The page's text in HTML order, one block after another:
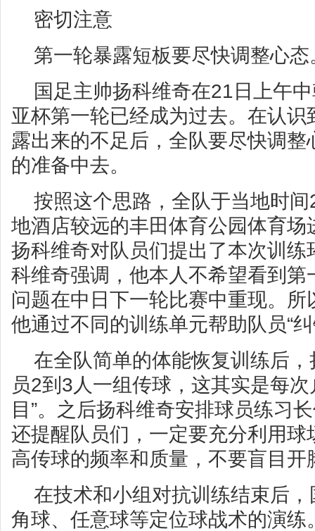
密切注意
第一轮暴露短板要尽快调整心态
国足主帅扬科维奇在21日上午
亚杯第一轮已经成为过去。在认
露出来的不足后，全队要尽快调
的准备中去。
按照这个思路，全队于当地时
地酒店较远的丰田体育公园体育场
扬科维奇对队员们提出了本次训练
科维奇强调，他本人不希望看到第
问题在中日下一轮比赛中重现。
他通过不同的训练单元帮助队员“纠
在全队简单的体能恢复训练后
员2到3人一组传球，这其实是每
目”。之后扬科维奇安排球员练习
还提醒队员们，一定要充分利用球
高传球的频率和质量，不要盲目开
在技术和小组对抗训练结束后
角球、任意球等定位球战术的演练